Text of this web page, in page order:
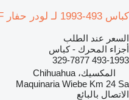
كباس 493-1993 لـ لودر حفار Caterpillar 420F
السعر عند الطلب
أجزاء المحرك - كباس
493-1993 329-7877
المكسيك، Chihuahua
Maquinaria Wiebe Km 24 Sa
الاتصال بالبائع